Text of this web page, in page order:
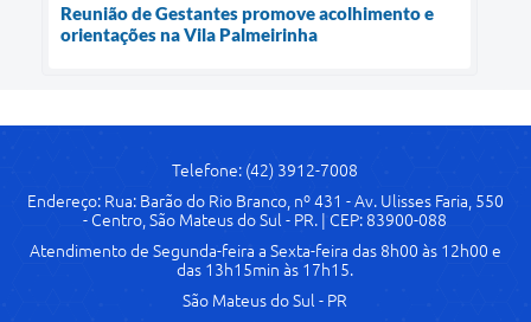
Reunião de Gestantes promove acolhimento e
orientações na Vila Palmeirinha
Telefone: (42) 3912-7008
Endereço: Rua: Barão do Rio Branco, nº 431 - Av. Ulisses Faria, 550
- Centro, São Mateus do Sul - PR. | CEP: 83900-088
Atendimento de Segunda-feira a Sexta-feira das 8h00 às 12h00 e
das 13h15min às 17h15.
São Mateus do Sul - PR